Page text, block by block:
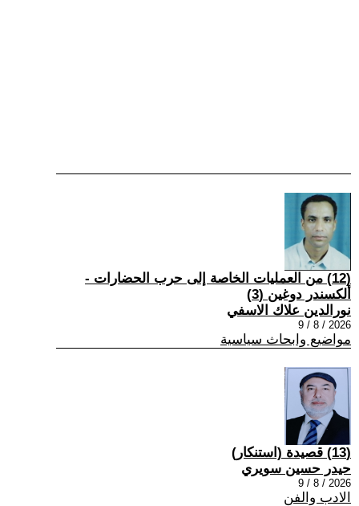
(12) من العمليات الخاصة إلى حرب الحضارات -
ألكسندر دوغين (3)
نورالدين علاك الاسفي
2026 / 8 / 9
مواضيع وابحاث سياسية
(13) قصيدة (استنكار)
حيدر حسين سويري
2026 / 8 / 9
الادب والفن